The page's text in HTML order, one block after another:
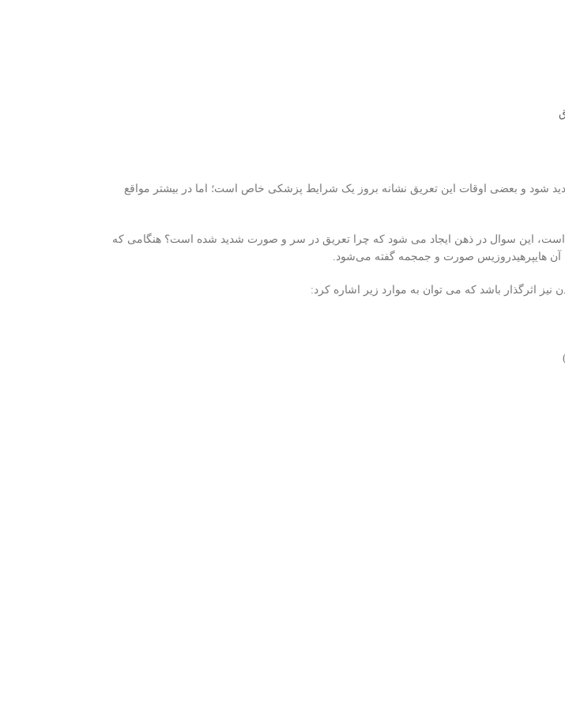
شود و بعضی اوقات این تعریق نشانه بروز یک شرایط پزشکی خاص است؛ اما در بیشتر مواقع
این سوال در ذهن ایجاد می شود که چرا تعریق در سر و صورت شدید شده است؟ هنگامی که
هایپرهیدروزیس صورت و جمجمه گفته می‌شود.
اثرگذار باشد که می توان به موارد زیر اشاره کرد: